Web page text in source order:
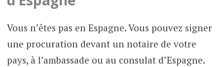
Vous n’êtes pas en Espagne. Vous pouvez signer
une procuration devant un notaire de votre
pays, à l’ambassade ou au consulat d’Espagne.